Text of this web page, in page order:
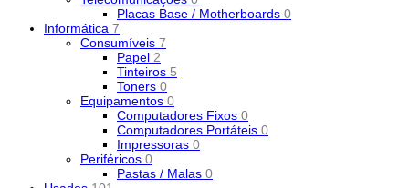
Placas Base / Motherboards 0
Informática 7
Consumíveis 7
Papel 2
Tinteiros 5
Toners 0
Equipamentos 0
Computadores Fixos 0
Computadores Portáteis 0
Impressoras 0
Periféricos 0
Pastas / Malas 0